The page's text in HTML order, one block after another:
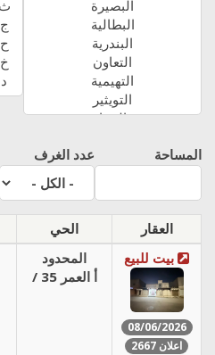
المساحة عدد الغرف
الحي
العقار
المحدود
/ أ العمر 35
08/06/2026
اعلان 2667